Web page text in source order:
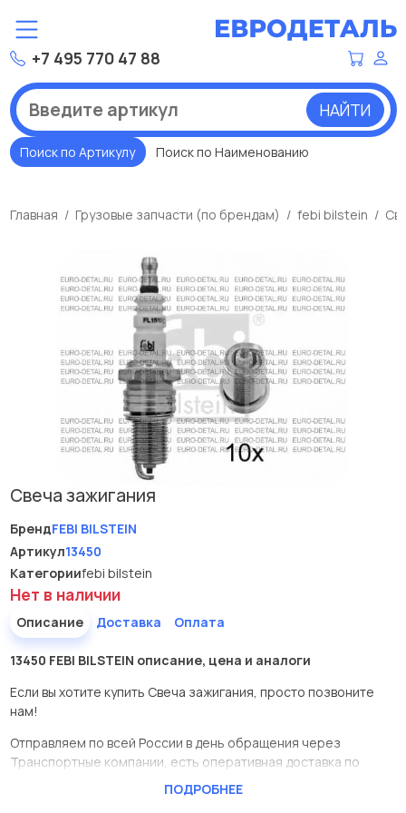
+7 495 770 47 88
НАЙТИ
Поиск по Артикулу Поиск по Наименованию
Главная Грузовые запчасти (по брендам) febi bilstein
Свеча зажигания
БрендFEBI BILSTEIN
Артикул13450
Категорииfebi bilstein
Нет в наличии
Описание Доставка Оплата
13450 FEBI BILSTEIN описание, цена и аналоги
Если вы хотите купить Свеча зажигания, просто позвоните
нам!
Отправляем по всей России в день обращения через
Транспортные компании, есть оперативная доставка по
ПОДРОБНЕЕ